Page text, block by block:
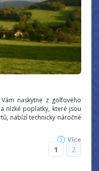
naskytne z golfového
nízké poplatky, které jsou
nabízí technicky náročné
Více
1 2